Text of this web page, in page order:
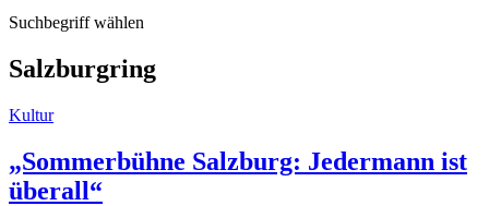
Suchbegriff wählen
Salzburgring
Kultur
„Sommerbühne Salzburg: Jedermann ist
überall“